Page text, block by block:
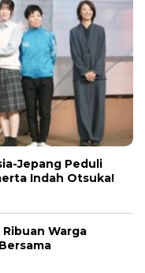
Jepang Peduli
Indah Otsuka!
Warga